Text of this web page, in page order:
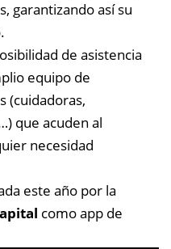
garantizando así su
de asistencia
equipo de
(cuidadoras,
que acuden al
necesidad
este año por la
como app de